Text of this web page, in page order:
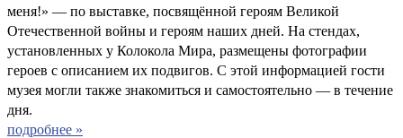
меня!» — по выставке, посвящённой героям Великой
Отечественной войны и героям наших дней. На стендах,
установленных у Колокола Мира, размещены фотографии
героев с описанием их подвигов. С этой информацией гости
музея могли также знакомиться и самостоятельно — в течение
дня.
подробнее »